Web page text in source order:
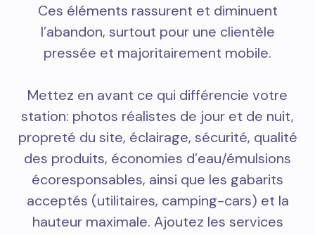
Ces éléments rassurent et diminuent
l’abandon, surtout pour une clientèle
pressée et majoritairement mobile.
Mettez en avant ce qui différencie votre
station: photos réalistes de jour et de nuit,
propreté du site, éclairage, sécurité, qualité
des produits, économies d’eau/émulsions
écoresponsables, ainsi que les gabarits
acceptés (utilitaires, camping-cars) et la
hauteur maximale. Ajoutez les services